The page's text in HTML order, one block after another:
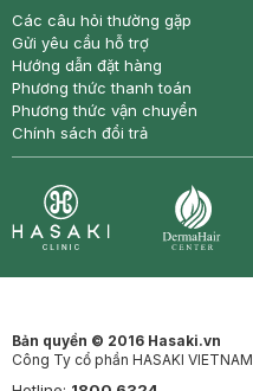
Các câu hỏi thường gặp
Gửi yêu cầu hỗ trợ
Hướng dẫn đặt hàng
Phương thức thanh toán
Phương thức vận chuyển
Chính sách đổi trả
Bản quyền © 2016 Hasaki.vn
Công Ty cổ phần HASAKI VIETNAM